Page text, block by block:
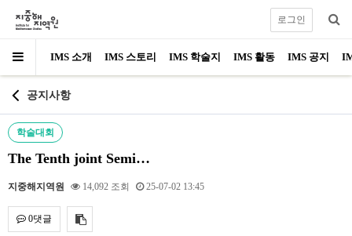
IMS 소개 IMS 스토리 IMS 학술지 IMS 활동 IMS 공지
로그인
공지사항
학술대회
The Tenth joint Semi…
지중해지역원 14,092 조회 25-07-02 13:45
0댓글